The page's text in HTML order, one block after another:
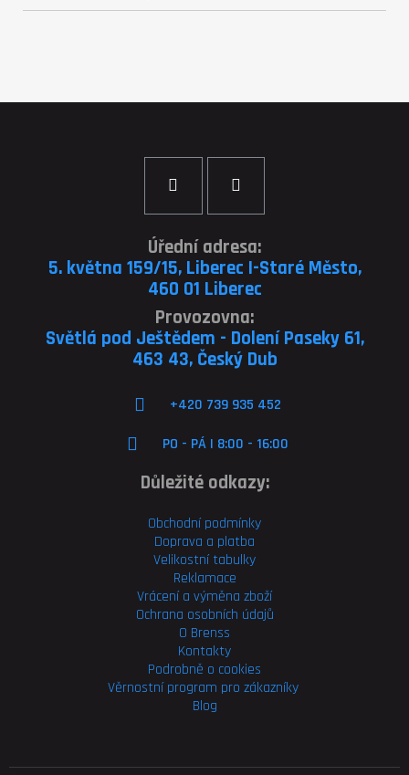
Úřední adresa:
5. května 159/15, Liberec I-Staré Město,
460 01 Liberec
Provozovna:
Světlá pod Ještědem - Dolení Paseky 61,
463 43, Český Dub
+420 739 935 452
PO - PÁ | 8:00 - 16:00
Důležité odkazy:
Obchodní podmínky
Doprava a platba
Velikostní tabulky
Reklamace
Vrácení a výměna zboží
Ochrana osobních údajů
O Brenss
Kontakty
Podrobně o cookies
Věrnostní program pro zákazníky
Blog